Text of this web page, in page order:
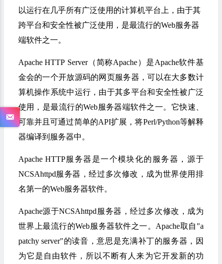
以运行在几乎所有广泛使用的计算机平台上，由于其
跨平台和安全性被广泛使用，是最流行的Web服务器
端软件之一。
Apache HTTP Server（简称Apache）是Apache软件基
金会的一个开放源码的网页服务器，可以在大多数计
算机操作系统中运行，由于其多平台和安全性被广泛
使用，是最流行的Web服务器端软件之一。它快速、
可靠并且可通过简单的API扩展，将Perl/Python等解释
器编译到服务器中。
Apache HTTP服务器是一个模块化的服务器，源于
NCSAhttpd服务器，经过多次修改，成为世界使用排
名第一的Web服务器软件。
Apache源于NCSAhttpd服务器，经过多次修改，成为
世界上最流行的Web服务器软件之一。Apache取自"a
patchy server"的读音，意思是充满补丁的服务器，因
为它是自由软件，所以不断有人来为它开发新的功